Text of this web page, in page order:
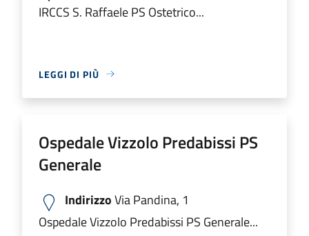
IRCCS S. Raffaele PS Ostetrico...
LEGGI DI PIÙ
Ospedale Vizzolo Predabissi PS
Generale
IndirizzoVia Pandina, 1
Ospedale Vizzolo Predabissi PS Generale...